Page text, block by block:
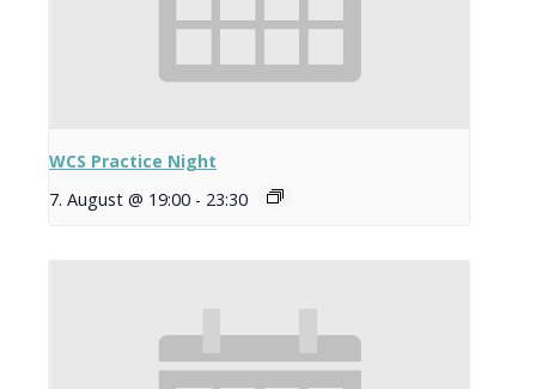
WCS Practice Night
7. August @ 19:00 - 23:30